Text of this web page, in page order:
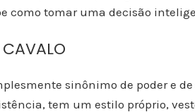
como tomar uma decisão
sinônimo de poder e
tem um estilo próprio,